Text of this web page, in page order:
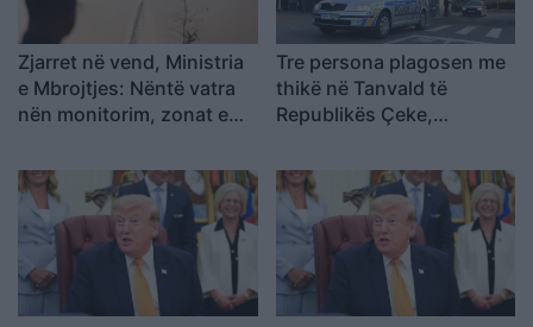
Zjarret në vend, Ministria
e Mbrojtjes: Nëntë vatra
nën monitorim, zonat e
Tre persona plagosen me
thikë në Tanvald të
Republikës Çeke,